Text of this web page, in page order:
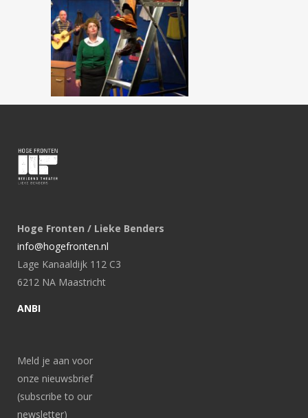
Hoge Fronten / Lieke Benders
info@hogefronten.nl
Lage Kanaaldijk 112 C3
6212 NA Maastricht
ANBI
Meld je aan voor
onze nieuwsbrief
(subscribe to our
newsletter)